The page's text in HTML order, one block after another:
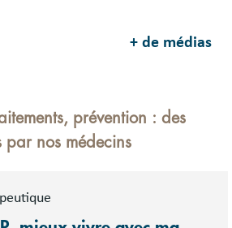
+ de médias
prévention : des
par nos médecins